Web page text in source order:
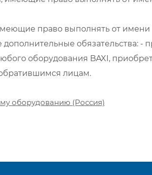
право выполнять от имени
обязательства: -
оборудования BAXI,
обратившимся лицам.
оборудованию (Россия)